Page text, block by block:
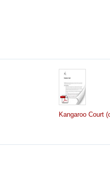
Kangaroo Court